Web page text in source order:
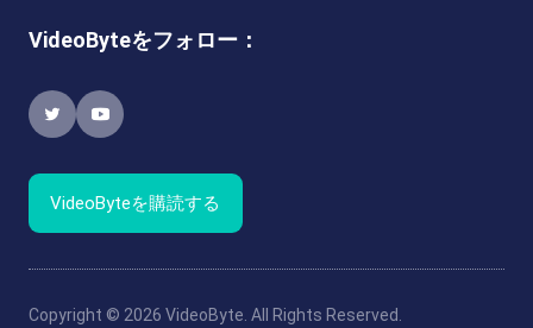
VideoByteをフォロー：
VideoByteを購読する
Copyright © 2026 VideoByte. All Rights Reserved.